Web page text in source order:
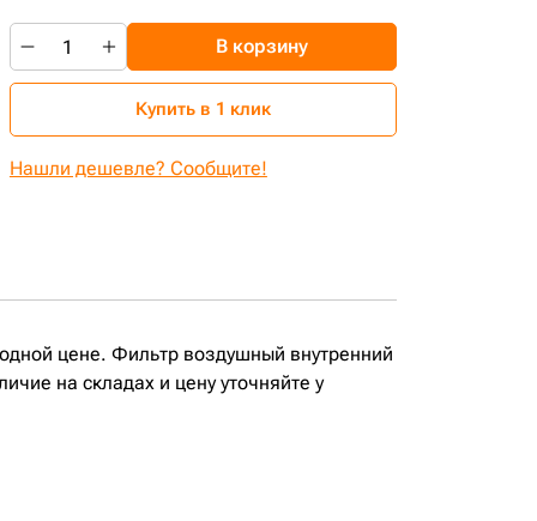
В корзину
Купить в 1 клик
Нашли дешевле? Сообщите!
цене. Фильтр воздушный внутренний
на складах и цену уточняйте у